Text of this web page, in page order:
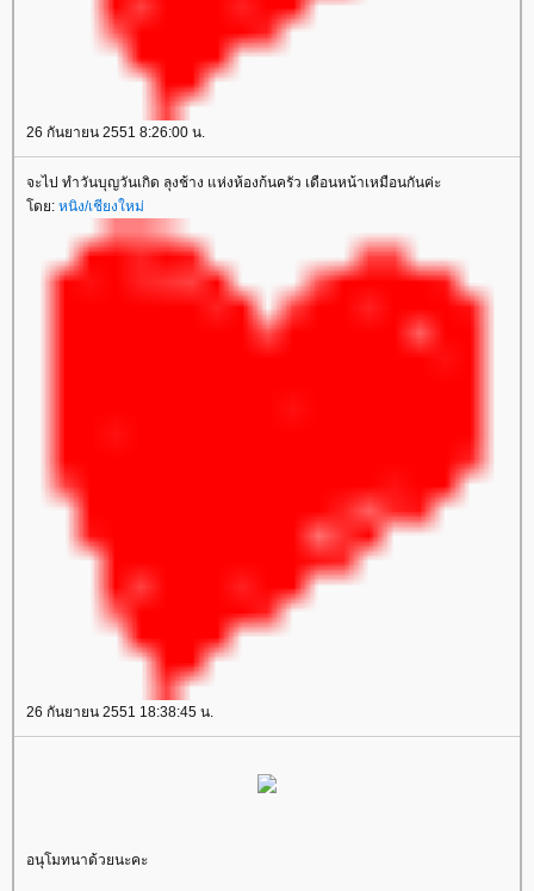
26 กันยายน 2551 8:26:00 น.
จะไป ทำวันบุญวันเกิด ลุงช้าง แห่งห้องก้นครัว เดือนหน้าเหมือนกันค่ะ
ดย: หนิง/เชียงใหม่
26 กันยายน 2551 18:38:45 น.
อนุโมทนาด้วยนะคะ